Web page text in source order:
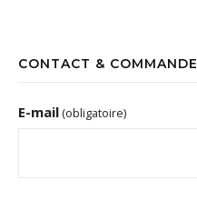
CONTACT & COMMANDE
E-mail (obligatoire)